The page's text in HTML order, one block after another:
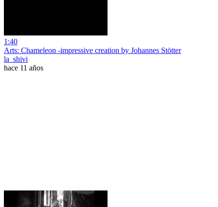
1:40
Arts: Chameleon -impressive creation by Johannes Stötter
la_shivi
hace 11 años